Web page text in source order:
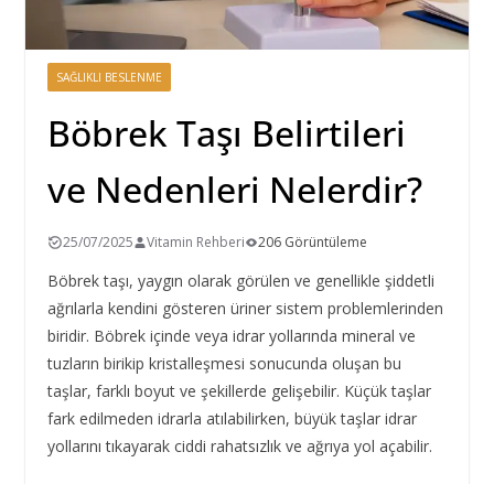
SAĞLIKLI BESLENME
Böbrek Taşı Belirtileri
ve Nedenleri Nelerdir?
25/07/2025 Vitamin Rehberi 206 Görüntüleme
Böbrek taşı, yaygın olarak görülen ve genellikle şiddetli
ağrılarla kendini gösteren üriner sistem problemlerinden
biridir. Böbrek içinde veya idrar yollarında mineral ve
tuzların birikip kristalleşmesi sonucunda oluşan bu
taşlar, farklı boyut ve şekillerde gelişebilir. Küçük taşlar
fark edilmeden idrarla atılabilirken, büyük taşlar idrar
yollarını tıkayarak ciddi rahatsızlık ve ağrıya yol açabilir.